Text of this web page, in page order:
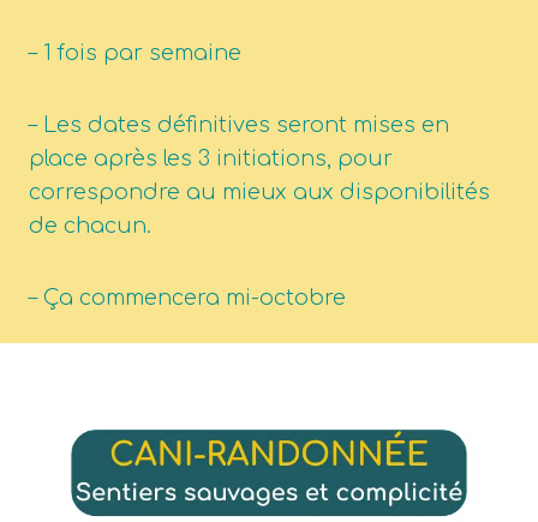
– 1 fois par semaine
– Les dates définitives seront mises en
place après les 3 initiations, pour
correspondre au mieux aux disponibilités
de chacun.
– Ça commencera mi-octobre